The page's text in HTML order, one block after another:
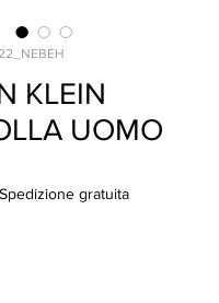
KLEIN
UOMO
Spedizione gratuita